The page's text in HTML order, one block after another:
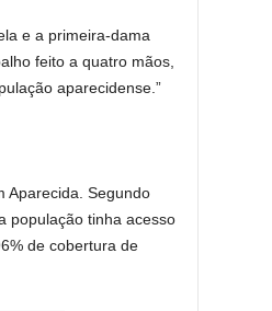
e a primeira-dama
feito a quatro mãos,
aparecidense.”
Aparecida. Segundo
população tinha acesso
de cobertura de